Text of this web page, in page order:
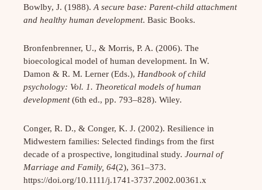
Bowlby, J. (1988).A secure base: Parent-child attachment
and healthy human development. Basic Books.
Bronfenbrenner, U., & Morris, P. A. (2006). The
bioecological model of human development. In W.
Damon & R. M. Lerner (Eds.),Handbook of child
psychology: Vol. 1. Theoretical models of human
development(6th ed., pp. 793–828). Wiley.
Conger, R. D., & Conger, K. J. (2002). Resilience in
Midwestern families: Selected findings from the first
decade of a prospective, longitudinal study.Journal of
Marriage and Family, 64(2), 361–373.
https://doi.org/10.1111/j.1741-3737.2002.00361.x